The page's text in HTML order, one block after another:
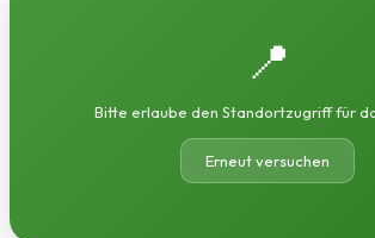
📍
Bitte erlaube den Standortzugriff für
Erneut versuchen